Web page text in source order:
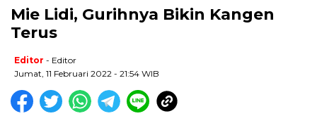
Mie Lidi, Gurihnya Bikin Kangen
Terus
Editor - Editor
Jumat, 11 Februari 2022 - 21:54 WIB